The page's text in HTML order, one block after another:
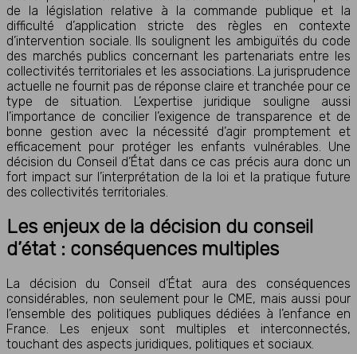
de la législation relative à la commande publique et la
difficulté d’application stricte des règles en contexte
d’intervention sociale. Ils soulignent les ambiguïtés du code
des marchés publics concernant les partenariats entre les
collectivités territoriales et les associations. La jurisprudence
actuelle ne fournit pas de réponse claire et tranchée pour ce
type de situation. L’expertise juridique souligne aussi
l’importance de concilier l’exigence de transparence et de
bonne gestion avec la nécessité d’agir promptement et
efficacement pour protéger les enfants vulnérables. Une
décision du Conseil d’État dans ce cas précis aura donc un
fort impact sur l’interprétation de la loi et la pratique future
des collectivités territoriales.
Les enjeux de la décision du conseil
d’état : conséquences multiples
La décision du Conseil d’État aura des conséquences
considérables, non seulement pour le CME, mais aussi pour
l’ensemble des politiques publiques dédiées à l’enfance en
France. Les enjeux sont multiples et interconnectés,
touchant des aspects juridiques, politiques et sociaux.